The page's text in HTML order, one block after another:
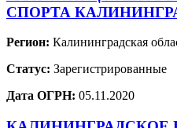
СПОРТА
Регион: Калининградская
Статус: Зарегистрированные
Дата ОГРН: 05.11.2020